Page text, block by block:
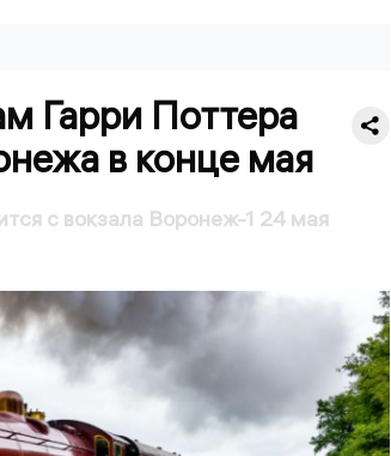
Гарри Поттера
в конце мая
с вокзала Воронеж-1 24 мая